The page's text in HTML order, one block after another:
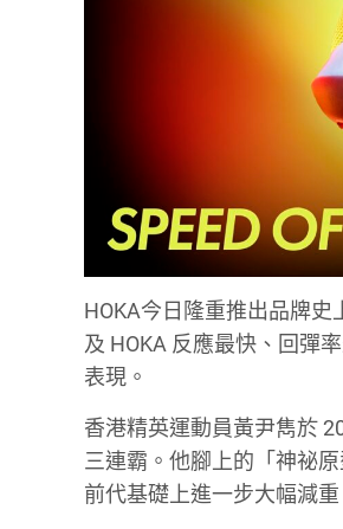
HOKA今日隆重推出品牌
及 HOKA 反應最快、回彈
表現。
香港精英運動員黃尹雋於
三連霸。他腳上的「神祕
前代基礎上進一步大幅減